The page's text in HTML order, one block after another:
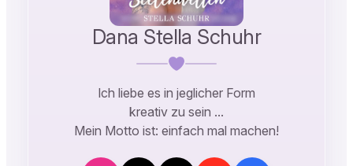
Dana Stella Schuhr
Ich liebe es in jeglicher Form
kreativ zu sein …
Mein Motto ist: einfach mal machen!